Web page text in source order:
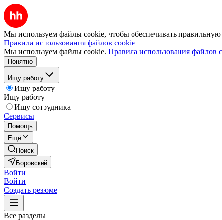
Мы используем файлы cookie, чтобы обеспечивать правильную
Правила использования файлов cookie
Мы используем файлы cookie. Правила использования файлов
Понятно
Ищу работу
Ищу работу
Ищу работу
Ищу сотрудника
Сервисы
Помощь
Ещё
Поиск
Боровский
Войти
Войти
Создать резюме
Все разделы